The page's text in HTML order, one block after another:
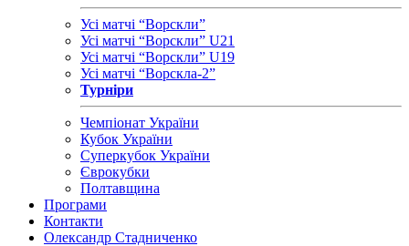
Усі матчі “Ворскли”
Усі матчі “Ворскли” U21
Усі матчі “Ворскли” U19
Усі матчі “Ворскла-2”
Турніри
Чемпіонат України
Кубок України
Суперкубок України
Єврокубки
Полтавщина
Програми
Контакти
Олександр Стадниченко